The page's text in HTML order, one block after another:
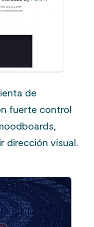
de
fuerte control
dirección visual.